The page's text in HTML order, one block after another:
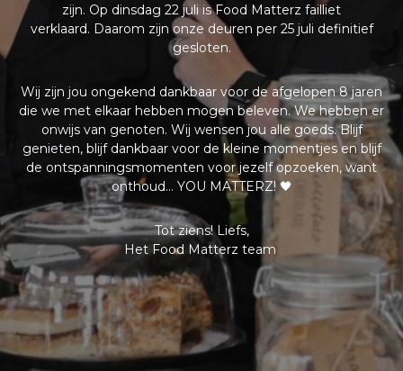
zijn. Op dinsdag 22 juli is Food Matterz failliet
verklaard. Daarom zijn onze deuren per 25 juli definitief
gesloten.
Wij zijn jou ongekend dankbaar voor de afgelopen 8 jaren
die we met elkaar hebben mogen beleven. We hebben er
onwijs van genoten. Wij wensen jou alle goeds. Blijf
genieten, blijf dankbaar voor de kleine momentjes en blijf
de ontspanningsmomenten voor jezelf opzoeken, want
onthoud… YOU MATTERZ! 🖤
Tot ziens! Liefs,
Het Food Matterz team